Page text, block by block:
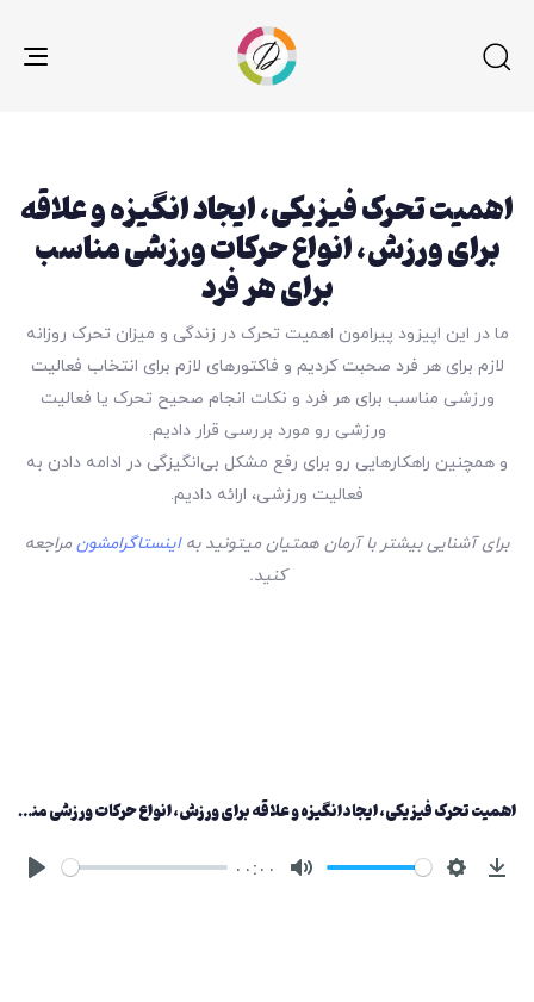
اهمیت تحرک فیزیکی، ایجاد انگیزه و‌ علاقه
برای ورزش، انواع حرکات ورزشی مناسب
برای هر فرد
ما در این اپیزود پیرامون اهمیت تحرک در زندگی و میزان تحرک روزانه
لازم برای هر فرد صحبت کردیم و فاکتورهای لازم برای انتخاب فعالیت
ورزشی مناسب برای هر فرد و نکات انجام صحیح تحرک یا فعالیت
ورزشی رو مورد بررسی قرار دادیم.
و همچنین راهکارهایی رو برای رفع مشکل بی‌انگیزگی در ادامه دادن به
فعالیت ورزشی، ارائه دادیم.
برای آشنایی بیشتر با آرمان همتیان میتونید بهاینستاگرامشون مراجعه
کنید.
اهمیت تحرک فیزیکی، ایجاد انگیزه و‌ علاقه برای ورزش، انواع حرکات ورزشی مناسب برای هر فرد
۰۰:۰۰